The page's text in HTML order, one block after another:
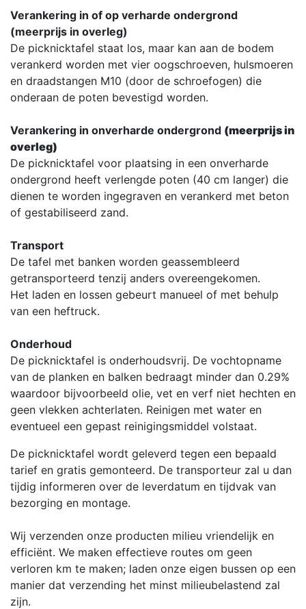
Verankering in of op verharde ondergrond
(meerprijs in overleg)
De picknicktafel staat los, maar kan aan de bodem
verankerd worden met vier oogschroeven, hulsmoeren
en draadstangen M10 (door de schroefogen) die
onderaan de poten bevestigd worden.
Verankering in onverharde ondergrond (meerprijs in
overleg)
De picknicktafel voor plaatsing in een onverharde
ondergrond heeft verlengde poten (40 cm langer) die
dienen te worden ingegraven en verankerd met beton
of gestabiliseerd zand.
Transport
De tafel met banken worden geassembleerd
getransporteerd tenzij anders overeengekomen.
Het laden en lossen gebeurt manueel of met behulp
van een heftruck.
Onderhoud
De picknicktafel is onderhoudsvrij. De vochtopname
van de planken en balken bedraagt minder dan 0.29%
waardoor bijvoorbeeld olie, vet en verf niet hechten en
geen vlekken achterlaten. Reinigen met water en
eventueel een gepast reinigingsmiddel volstaat.
De picknicktafel wordt geleverd tegen een bepaald
tarief en gratis gemonteerd. De transporteur zal u dan
tijdig informeren over de leverdatum en tijdvak van
bezorging en montage.
Wij verzenden onze producten milieu vriendelijk en
efficiënt. We maken effectieve routes om geen
verloren km te maken; laden onze eigen bussen op een
manier dat verzending het minst milieubelastend zal
zijn.